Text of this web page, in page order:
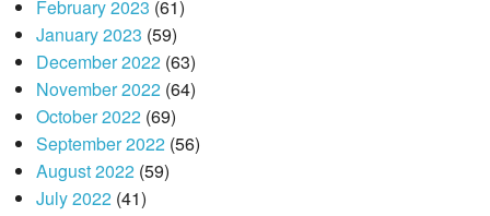
February 2023 (61)
January 2023 (59)
December 2022(63)
November 2022(64)
October 2022(69)
September 2022(56)
August 2022(59)
July 2022(41)